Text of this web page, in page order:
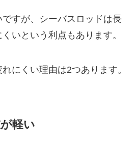
すが、シーバスロッドは長
いという利点もあります。
にくい理由は2つあります。
軽い